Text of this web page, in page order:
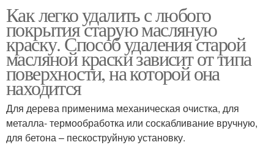
Как легко удалить с любого
покрытия старую масляную
краску. Способ удаления старой
масляной краски зависит от типа
поверхности, на которой она
находится
Для дерева применима механическая очистка, для
металла- термообработка или соскабливание вручную,
для бетона – пескоструйную установку.